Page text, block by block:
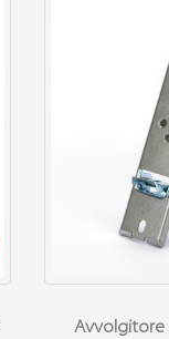
Avvolgitore